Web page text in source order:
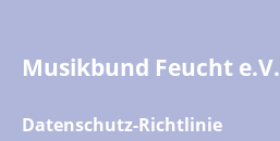
Musikbund Feucht e.V.
Datenschutz-Richtlinie